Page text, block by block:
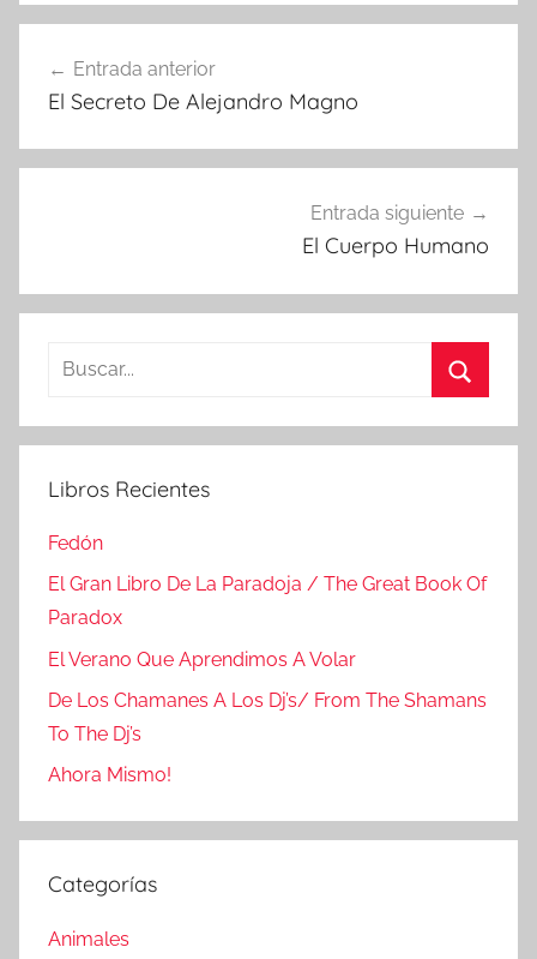
de
Entrada anterior
El Secreto De Alejandro Magno
Entrada siguiente
El Cuerpo Humano
Buscar:
Libros Recientes
Fedón
El Gran Libro De La Paradoja / The Great Book Of
Paradox
El Verano Que Aprendimos A Volar
De Los Chamanes A Los Dj’s/ From The Shamans
To The Dj’s
Ahora Mismo!
Categorías
Animales